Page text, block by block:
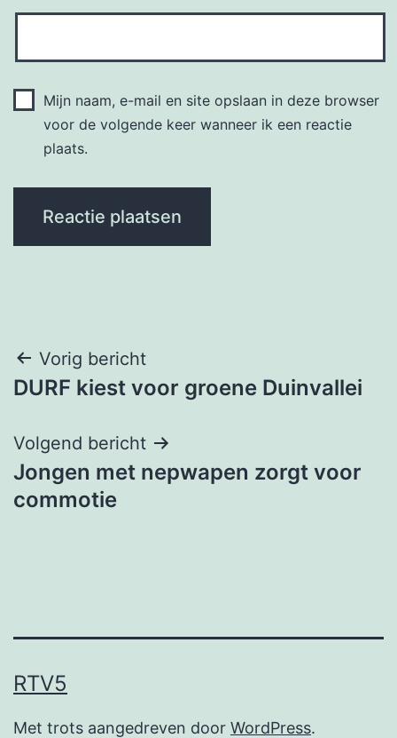
Mijn naam, e-mail en site opslaan in deze browser
voor de volgende keer wanneer ik een reactie
plaats.
Bericht
navigatie
Vorig bericht
DURF kiest voor groene Duinvallei
Volgend bericht
Jongen met nepwapen zorgt voor
commotie
RTV5
Met trots aangedreven door WordPress.